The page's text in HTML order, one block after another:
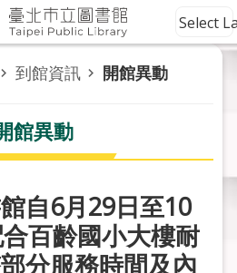
Select
到館資訊 開館異動
館異動
自6月29日至10
百齡國小大樓耐
分服務時間及內